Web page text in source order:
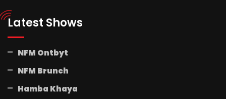
Latest Shows
NFM Ontbyt
NFM Brunch
Hamba Khaya